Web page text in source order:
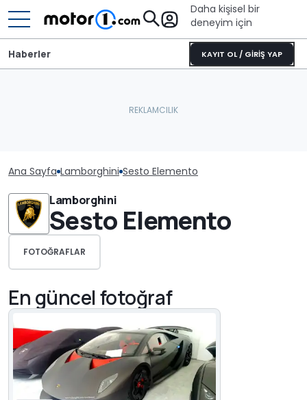
Daha kişisel bir
deneyim için
KAYIT OL / GİRİŞ YAP
Haberler
Ana Sayfa Lamborghini Sesto Elemento
Lamborghini
Sesto Elemento
FOTOĞRAFLAR
En güncel fotoğraf